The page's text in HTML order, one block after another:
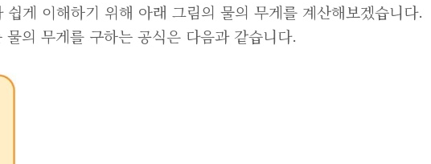
게 이해하기 위해 아래 그림의 물의 무게를 계산해보겠습니다.
의 무게를 구하는 공식은 다음과 같습니다.